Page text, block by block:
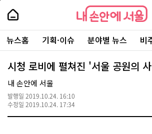
본
로
가
내
손
안
에
서
울
-
서
울
시
대
표
소
내
손
에
울
주
요
서
뉴스홈 기획·이슈 분야별 뉴스 비
시청 로비에 펼쳐진 '서울 공원의
내 손안에 서울
발행일 2019.10.24. 16:10
수정일 2019.10.24. 17:34
페
상
단
로